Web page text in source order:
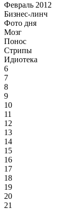
Февраль 2012
Бизнес-линч
Фото дня
Мозг
Понос
Стрипы
Идиотека
6
7
8
9
10
11
12
13
14
15
16
17
18
19
20
21